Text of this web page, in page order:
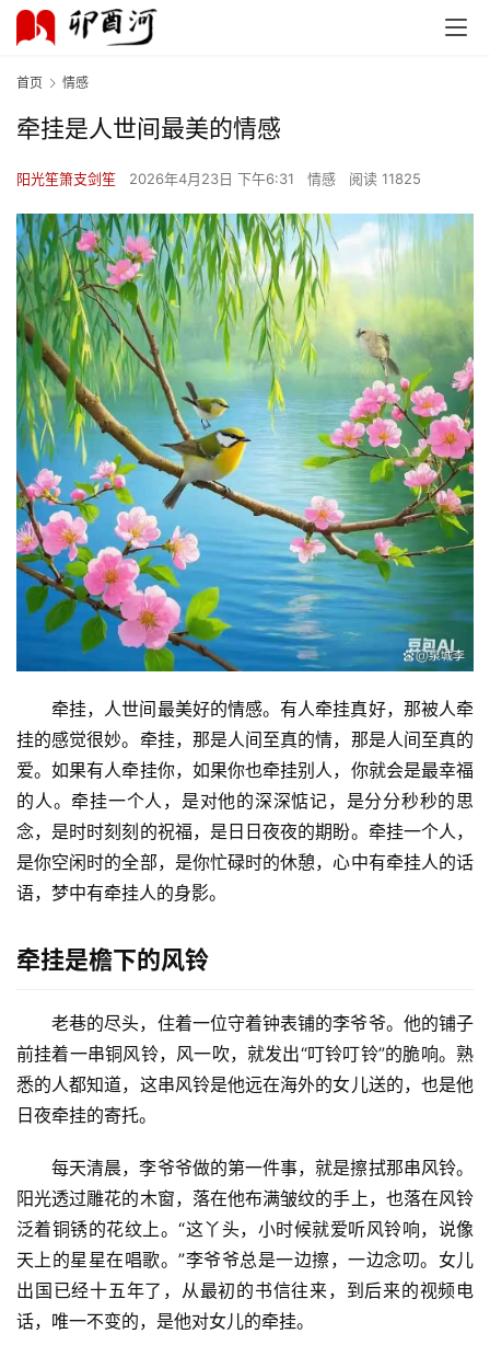
首页 情感
牵挂是人世间最美的情感
阳光笙箫支剑笙 2026年4月23日 下午6:31 情感 阅读 11825
牵挂，人世间最美好的情感。有人牵挂真好，那被人牵
挂的感觉很妙。牵挂，那是人间至真的情，那是人间至真的
爱。如果有人牵挂你，如果你也牵挂别人，你就会是最幸福
的人。牵挂一个人，是对他的深深惦记，是分分秒秒的思
念，是时时刻刻的祝福，是日日夜夜的期盼。牵挂一个人，
是你空闲时的全部，是你忙碌时的休憩，心中有牵挂人的话
语，梦中有牵挂人的身影。
牵挂是檐下的风铃
老巷的尽头，住着一位守着钟表铺的李爷爷。他的铺子
前挂着一串铜风铃，风一吹，就发出“叮铃叮铃”的脆响。熟
悉的人都知道，这串风铃是他远在海外的女儿送的，也是他
日夜牵挂的寄托。
每天清晨，李爷爷做的第一件事，就是擦拭那串风铃。
阳光透过雕花的木窗，落在他布满皱纹的手上，也落在风铃
泛着铜锈的花纹上。“这丫头，小时候就爱听风铃响，说像
天上的星星在唱歌。”李爷爷总是一边擦，一边念叨。女儿
出国已经十五年了，从最初的书信往来，到后来的视频电
话，唯一不变的，是他对女儿的牵挂。